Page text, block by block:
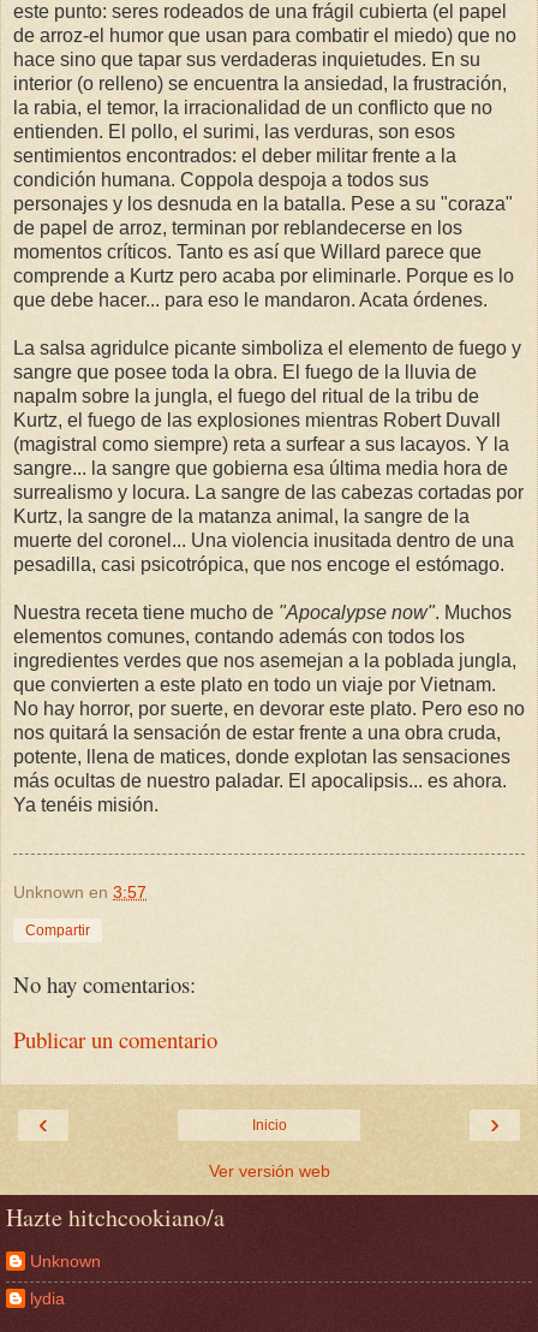
este punto: seres rodeados de una frágil cubierta (el papel
de arroz-el humor que usan para combatir el miedo) que no
hace sino que tapar sus verdaderas inquietudes. En su
interior (o relleno) se encuentra la ansiedad, la frustración,
la rabia, el temor, la irracionalidad de un conflicto que no
entienden. El pollo, el surimi, las verduras, son esos
sentimientos encontrados: el deber militar frente a la
condición humana. Coppola despoja a todos sus
personajes y los desnuda en la batalla. Pese a su "coraza"
de papel de arroz, terminan por reblandecerse en los
momentos críticos. Tanto es así que Willard parece que
comprende a Kurtz pero acaba por eliminarle. Porque es lo
que debe hacer... para eso le mandaron. Acata órdenes.
La salsa agridulce picante simboliza el elemento de fuego y
sangre que posee toda la obra. El fuego de la lluvia de
napalm sobre la jungla, el fuego del ritual de la tribu de
Kurtz, el fuego de las explosiones mientras Robert Duvall
(magistral como siempre) reta a surfear a sus lacayos. Y la
sangre... la sangre que gobierna esa última media hora de
surrealismo y locura. La sangre de las cabezas cortadas por
Kurtz, la sangre de la matanza animal, la sangre de la
muerte del coronel... Una violencia inusitada dentro de una
pesadilla, casi psicotrópica, que nos encoge el estómago.
Nuestra receta tiene mucho de "Apocalypse now". Muchos
elementos comunes, contando además con todos los
ingredientes verdes que nos asemejan a la poblada jungla,
que convierten a este plato en todo un viaje por Vietnam.
No hay horror, por suerte, en devorar este plato. Pero eso no
nos quitará la sensación de estar frente a una obra cruda,
potente, llena de matices, donde explotan las sensaciones
más ocultas de nuestro paladar. El apocalipsis... es ahora.
Ya tenéis misión.
Unknown en 3:57
Compartir
No hay comentarios:
Publicar un comentario
‹ ›
Inicio
Ver versión web
Hazte hitchcookiano/a
Unknown
lydia